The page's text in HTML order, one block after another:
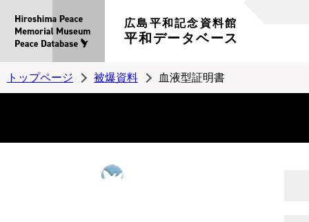
広島平和記念資料館
平和データベース
トップページ 被爆資料 血液型証明書